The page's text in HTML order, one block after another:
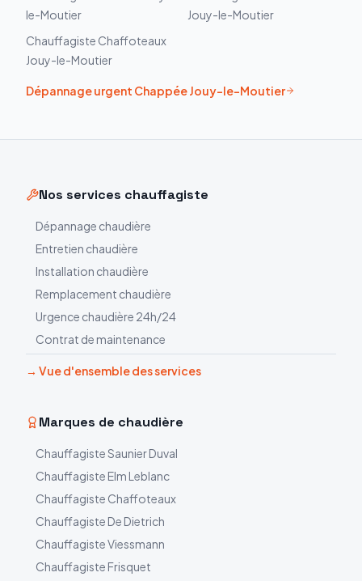
le-Moutier
Jouy-le-Moutier
Chauffagiste Chaffoteaux
Jouy-le-Moutier
Dépannage urgent ChappéeJouy-le-Moutier
Nos services chauffagiste
Dépannage chaudière
Entretien chaudière
Installation chaudière
Remplacement chaudière
Urgence chaudière 24h/24
Contrat de maintenance
→ Vue d'ensemble des services
Marques de chaudière
ChauffagisteSaunier Duval
Chauffagiste Elm Leblanc
Chauffagiste Chaffoteaux
Chauffagiste De Dietrich
ChauffagisteViessmann
Chauffagiste Frisquet